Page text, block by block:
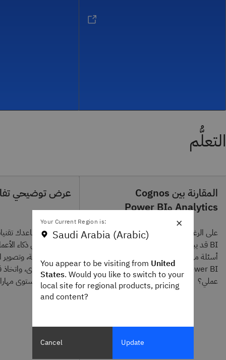
التعلُّم
المقارنة بين Cognos
Analytics وPower BI
على الرغم من أن Microsoft Power
BI قد يبدو خيارًا مناسبًا، إلا أن هناك
أسئلة مهمة قد ترغب في طرحها. هل
Power BI مجاني وهل يلبي احتياجات
عملي؟
عرض توضيحي
جرِّب كيف تساعدك
الاصطناعي في ذكاء
التقارير بسهولة، وتصوير
واكتشاف الرؤى، واتخاذ
- مهما كان مستوى
×
Your Current Region is:
Saudi Arabia (Arabic)
You appear to be visiting from United
States. Would you like to switch to your
local site for regional products, pricing
and content?
Cancel Update